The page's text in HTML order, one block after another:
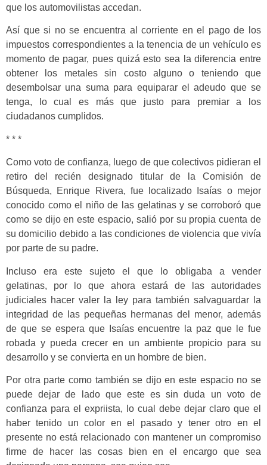
que los automovilistas accedan.
Así que si no se encuentra al corriente en el pago de los
impuestos correspondientes a la tenencia de un vehículo es
momento de pagar, pues quizá esto sea la diferencia entre
obtener los metales sin costo alguno o teniendo que
desembolsar una suma para equiparar el adeudo que se
tenga, lo cual es más que justo para premiar a los
ciudadanos cumplidos.
* * *
Como voto de confianza, luego de que colectivos pidieran el
retiro del recién designado titular de la Comisión de
Búsqueda, Enrique Rivera, fue localizado Isaías o mejor
conocido como el niño de las gelatinas y se corroboró que
como se dijo en este espacio, salió por su propia cuenta de
su domicilio debido a las condiciones de violencia que vivía
por parte de su padre.
Incluso era este sujeto el que lo obligaba a vender
gelatinas, por lo que ahora estará de las autoridades
judiciales hacer valer la ley para también salvaguardar la
integridad de las pequeñas hermanas del menor, además
de que se espera que Isaías encuentre la paz que le fue
robada y pueda crecer en un ambiente propicio para su
desarrollo y se convierta en un hombre de bien.
Por otra parte como también se dijo en este espacio no se
puede dejar de lado que este es sin duda un voto de
confianza para el expriista, lo cual debe dejar claro que el
haber tenido un color en el pasado y tener otro en el
presente no está relacionado con mantener un compromiso
firme de hacer las cosas bien en el encargo que sea